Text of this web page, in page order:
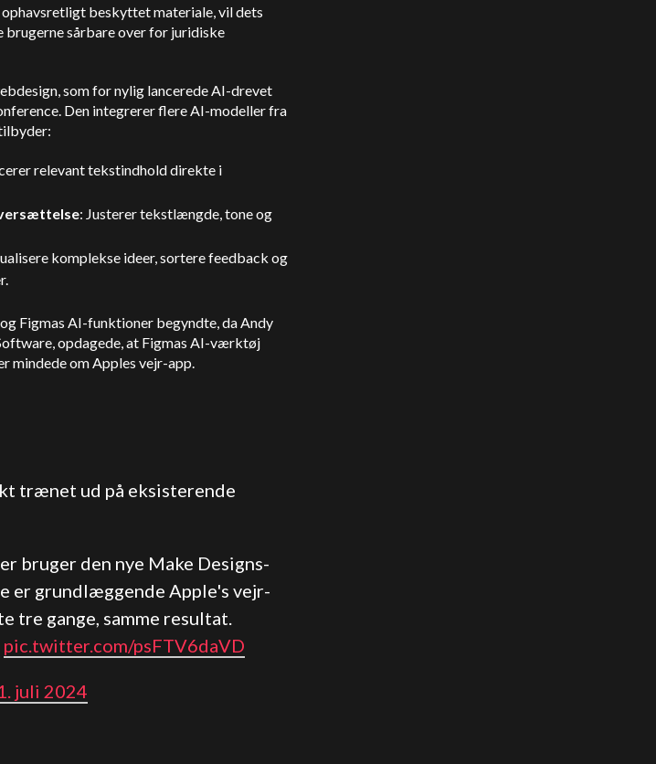
beskyttet materiale, vil dets
brugerne sårbare over for juridiske
som for nylig lancerede AI-drevet
Den integrerer flere AI-modeller fra
relevant tekstindhold direkte i
: Justerer tekstlængde, tone og
komplekse ideer, sortere feedback og
Figmas AI-funktioner begyndte, da Andy
opdagede, at Figmas AI-værktøj
mindede om Apples vejr-app.
trænet ud på eksisterende
bruger den nye Make Designs-
er grundlæggende Apple's vejr-
tre gange, samme resultat.
pic.twitter.com/psFTV6daVD
juli 2024